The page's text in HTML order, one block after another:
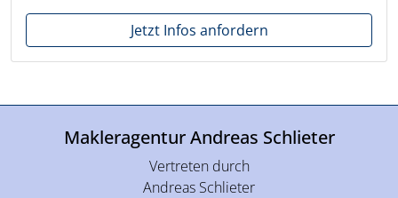
Jetzt Infos anfordern
Makleragentur Andreas Schlieter
Vertreten durch
Andreas Schlieter